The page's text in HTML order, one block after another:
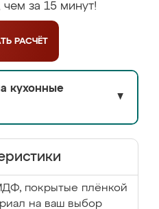
за 15 минут!
РАСЧЁТ
кухонные
▼
покрытые плёнкой
на ваш выбор